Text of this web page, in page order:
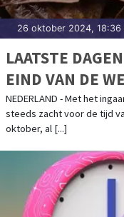
26 oktober 2024, 18:36
LAATSTE
EIND VAN DE
NEDERLAND - Met het
steeds zacht voor de tijd
oktober, al [...]